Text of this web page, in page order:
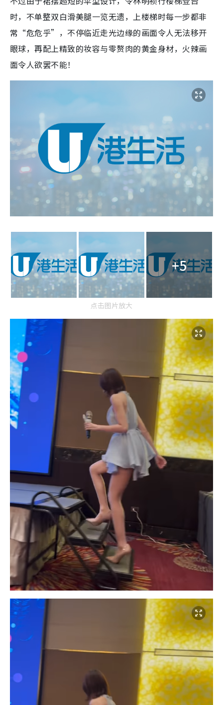
时，不单整双白滑美腿一览无遗，上楼梯时每一步都非
常“危危乎”，不停临近走光边缘的画面令人无法移开
眼球，再配上精致的妆容与零赘肉的黄金身材，火辣画
面令人欲罢不能！
+5
点击图片放大